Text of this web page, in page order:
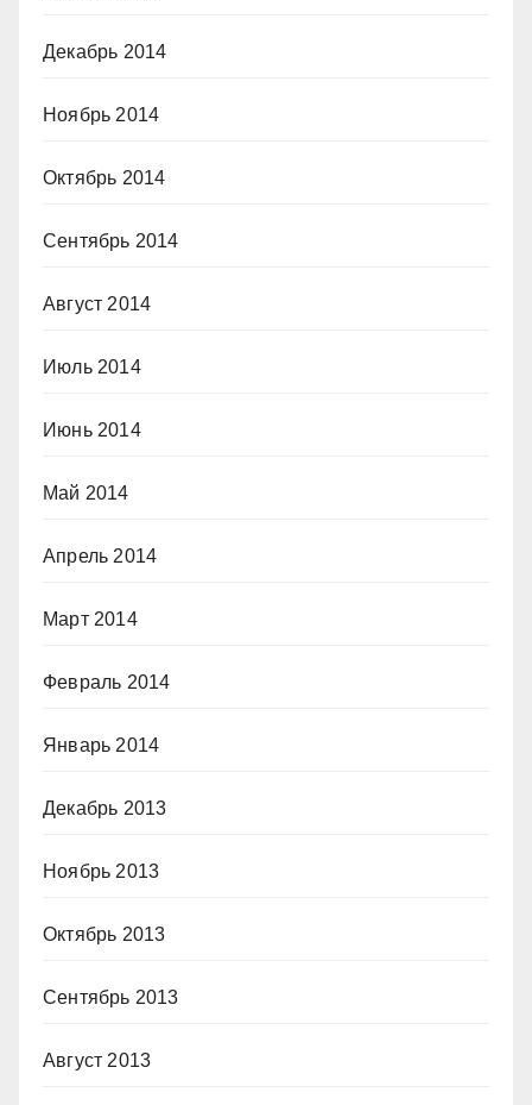
Декабрь 2014
Ноябрь 2014
Октябрь 2014
Сентябрь 2014
Август 2014
Июль 2014
Июнь 2014
Май 2014
Апрель 2014
Март 2014
Февраль 2014
Январь 2014
Декабрь 2013
Ноябрь 2013
Октябрь 2013
Сентябрь 2013
Август 2013